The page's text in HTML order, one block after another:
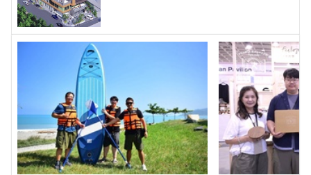
資訊！